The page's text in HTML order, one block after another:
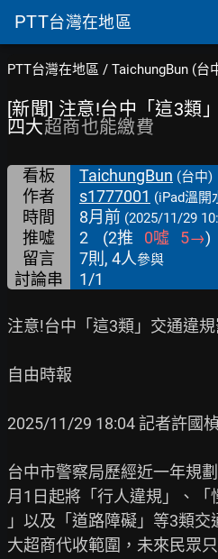
PTT台灣在地區
PTT台灣在地區 / TaichungBun (台
[新聞] 注意!台中「這3類
四大超商也能繳費
看板 TaichungBun (台中)
作者 s1777001 (iPad溫開
時間 8月前 (2025/11/29
推噓 2 (2推 0噓 5→)
留言
7則, 4人參與
討論串 1/1
注意!台中「這3類」交通違
自由時報
2025/11/29 18:04 記者許國
台中市警察局歷經近一年規
月1日起將「行人違規」、「
」以及「道路障礙」等3類
大超商代收範圍，未來民眾